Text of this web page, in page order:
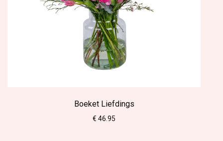
Boeket Liefdings
€ 46.95